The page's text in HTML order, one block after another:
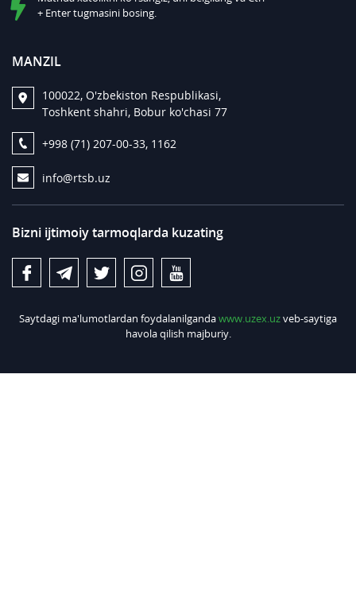
+ Enter tugmasini bosing.
MANZIL
100022, O'zbekiston Respublikasi,
Toshkent shahri, Bobur ko'chasi 77
+998 (71) 207-00-33, 1162
info@rtsb.uz
Bizni ijtimoiy tarmoqlarda kuzating
Saytdagi ma'lumotlardan foydalanilgandawww.uzex.uzveb-saytiga
havola qilish majburiy.